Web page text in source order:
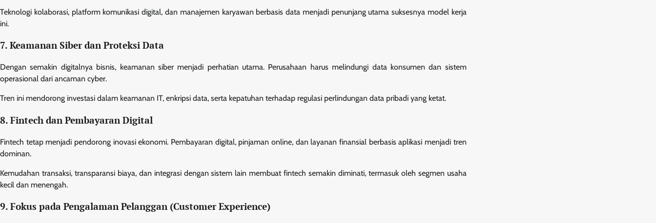
Teknologi kolaborasi, platform komunikasi digital, dan manajemen karyawan berbasis data menjadi penunjang utama suksesnya model kerja
ini.
7. Keamanan Siber dan Proteksi Data
Dengan semakin digitalnya bisnis, keamanan siber menjadi perhatian utama. Perusahaan harus melindungi data konsumen dan sistem
operasional dari ancaman cyber.
Tren ini mendorong investasi dalam keamanan IT, enkripsi data, serta kepatuhan terhadap regulasi perlindungan data pribadi yang ketat.
8. Fintech dan Pembayaran Digital
Fintech tetap menjadi pendorong inovasi ekonomi. Pembayaran digital, pinjaman online, dan layanan finansial berbasis aplikasi menjadi tren
dominan.
Kemudahan transaksi, transparansi biaya, dan integrasi dengan sistem lain membuat fintech semakin diminati, termasuk oleh segmen usaha
kecil dan menengah.
9. Fokus pada Pengalaman Pelanggan (Customer Experience)